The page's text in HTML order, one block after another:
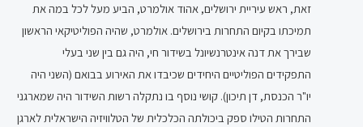
זאת, ראש עיריית ירושלים, אהוד אולמרט, הביע מעל לכל במה את
תמיכתו בקיום התחרות בירושלים. אולמרט, שהיה הפוליטיקאי הראשון
שבירך את דנה אינטרנשיונל בשידור חי, היה גם בין שני בעלי
התפקידים הפוליטיים היחידים שכיבדו את האירוע בבואם (השני היה
יו"ר הכנסת, דן תיכון). קושי נוסף בו נתקלה רשות השידור היה שמארגני
התחרות הטילו ספק ביכולתה הכלכלית של הטלוויזיה הישראלית לארגן